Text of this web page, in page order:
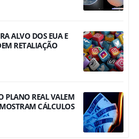
ALVO DOS EUA E
RETALIAÇÃO
PLANO REAL VALEM
CÁLCULOS